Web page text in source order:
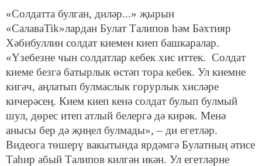
«Солдатта булган, диләр...» җырын
«СалаваTik»лардан Булат Талипов һәм Бәхтияр
Хәбибуллин солдат киемен киеп башкаралар.
«Үзебезне чын солдатлар кебек хис иттек. Солдат
киеме безгә батырлык өстәп тора кебек. Ул киемне
кигәч, аңлатып булмаслык горурлык хисләре
кичерәсең. Кием киеп кенә солдат булып булмый
шул, дөрес итеп атлый белергә дә кирәк. Менә
анысы бер дә җиңел булмады», – ди егетләр.
Видеога төшерү вакытында ярдәмгә Булатның әтисе
Таһир абый Талипов килгән икән. Ул егетләрне